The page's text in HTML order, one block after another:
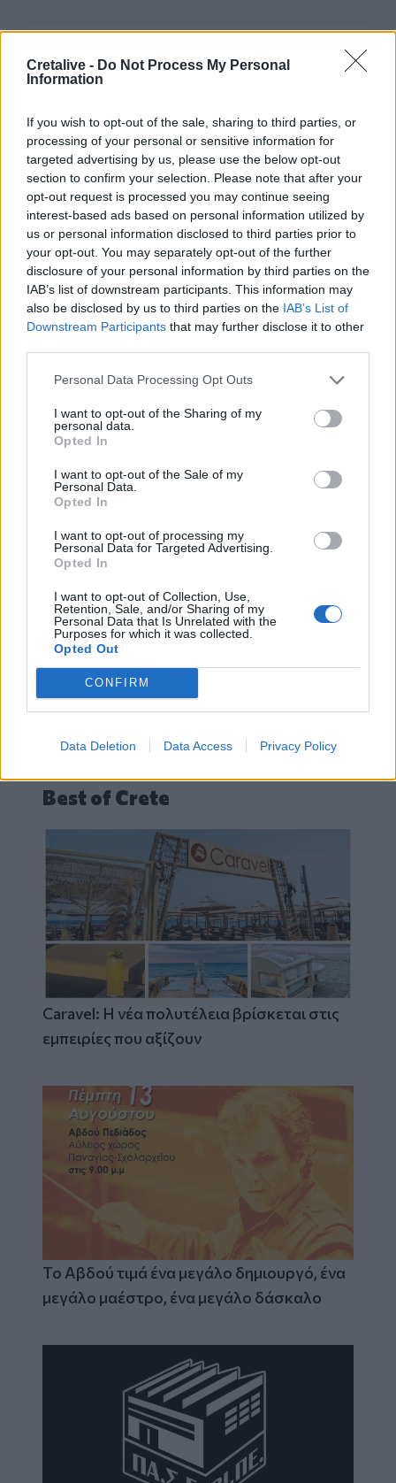
Cretalive - Do Not Process My Personal
Information
If you wish to opt-out of the sale, sharing to third parties, or
processing of your personal or sensitive information for
targeted advertising by us, please use the below opt-out
section to confirm your selection. Please note that after your
opt-out request is processed you may continue seeing
interest-based ads based on personal information utilized by
us or personal information disclosed to third parties prior to
your opt-out. You may separately opt-out of the further
disclosure of your personal information by third parties on the
IAB’s list of downstream participants. This information may
also be disclosed by us to third parties on the IAB’s List of
Downstream Participants that may further disclose it to other
Personal Data Processing Opt Outs
I want to opt-out of the Sharing of my
personal data.
Opted In
I want to opt-out of the Sale of my
Personal Data.
Opted In
I want to opt-out of processing my
Personal Data for Targeted Advertising.
Opted In
I want to opt-out of Collection, Use,
Retention, Sale, and/or Sharing of my
Personal Data that Is Unrelated with the
Purposes for which it was collected.
Opted Out
CONFIRM
Data Deletion Data Access Privacy Policy
Δύο ξεχωριστές εκθέσεις του Φεστιβάλ
Φεστιβάλ Κινηματογράφου
Φεστιβάλ Κινηματογράφου
Χανίων: Δύο εκθέσεις με
ΕΛΜΕΠΑ: Και σε ηλεκτρονική έκδοση τα πρακτικά του
ΠΟΛΙΤΙΣΜΟΣ 14:50
ΕΛΜΕΠΑ: Και σε ηλεκτρονική
ΕΛΜΕΠΑ: Και σε ηλεκτρονική
έκδοση τα πρακτικά του
συνεδρίου για τη Ρένα Κυριακού
Δημοτική Πινακοθήκη Χανίων: Συνεχίζονται οι
ΠΟΛΙΤΙΣΜΟΣ 13:46
Δημοτική Πινακοθήκη Χανίων:
Δημοτική Πινακοθήκη Χανίων:
Συνεχίζονται οι δωρεάν
Αλέξανδρου Ψυχούλη
Ηράκλειο: Οι παραστάσεις στα Κηποθέατρα τη
ΠΟΛΙΤΙΣΜΟΣ 13:35
Best of Crete
Caravel: Η νέα πολυτέλεια βρίσκεται στις
εμπειρίες που αξίζουν
Το Αβδού τιμά ένα μεγάλο δημιουργό, ένα
μεγάλο μαέστρο, ένα μεγάλο δάσκαλο